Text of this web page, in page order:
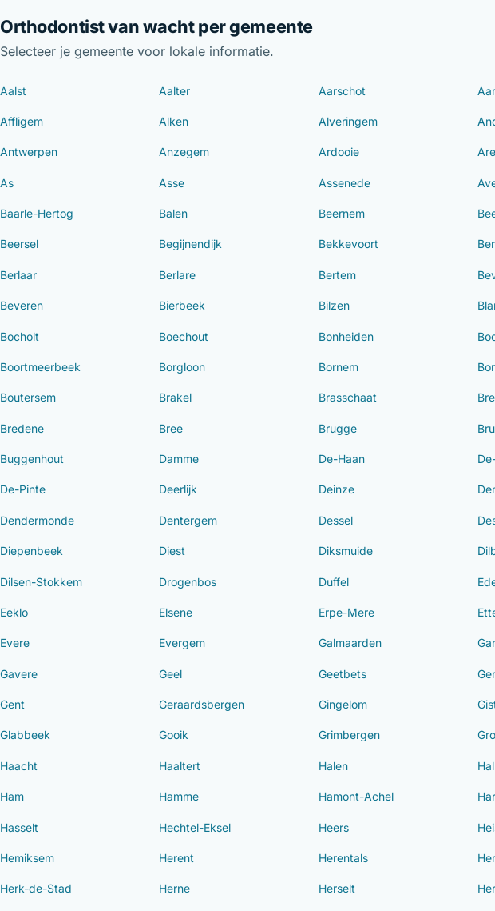
Orthodontist van wacht per gemeente
Selecteer je gemeente voor lokale informatie.
Aalst Aalter Aarschot
Affligem Alken Alveringem
Antwerpen Anzegem Ardooie
As Asse Assenede
Baarle-Hertog Balen Beernem
Beersel Begijnendijk Bekkevoort
Berlaar Berlare Bertem
Beveren Bierbeek Bilzen
Bocholt Boechout Bonheiden
Boortmeerbeek Borgloon Bornem
Boutersem Brakel Brasschaat
Bredene Bree Brugge
Buggenhout Damme De-Haan
De-Pinte Deerlijk Deinze
Dendermonde Dentergem Dessel
Diepenbeek Diest Diksmuide
Dilsen-Stokkem Drogenbos Duffel
Eeklo Elsene Erpe-Mere
Evere Evergem Galmaarden
Gavere Geel Geetbets
Gent Geraardsbergen Gingelom
Glabbeek Gooik Grimbergen
Haacht Haaltert Halen
Ham Hamme Hamont-Achel
Hasselt Hechtel-Eksel Heers
Hemiksem Herent Herentals
Herk-de-Stad Herne Herselt